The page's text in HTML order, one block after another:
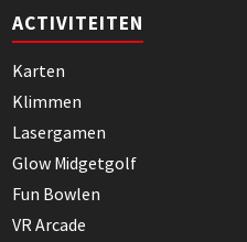
ACTIVITEITEN
Karten
Klimmen
Lasergamen
Glow Midgetgolf
Fun Bowlen
VR Arcade